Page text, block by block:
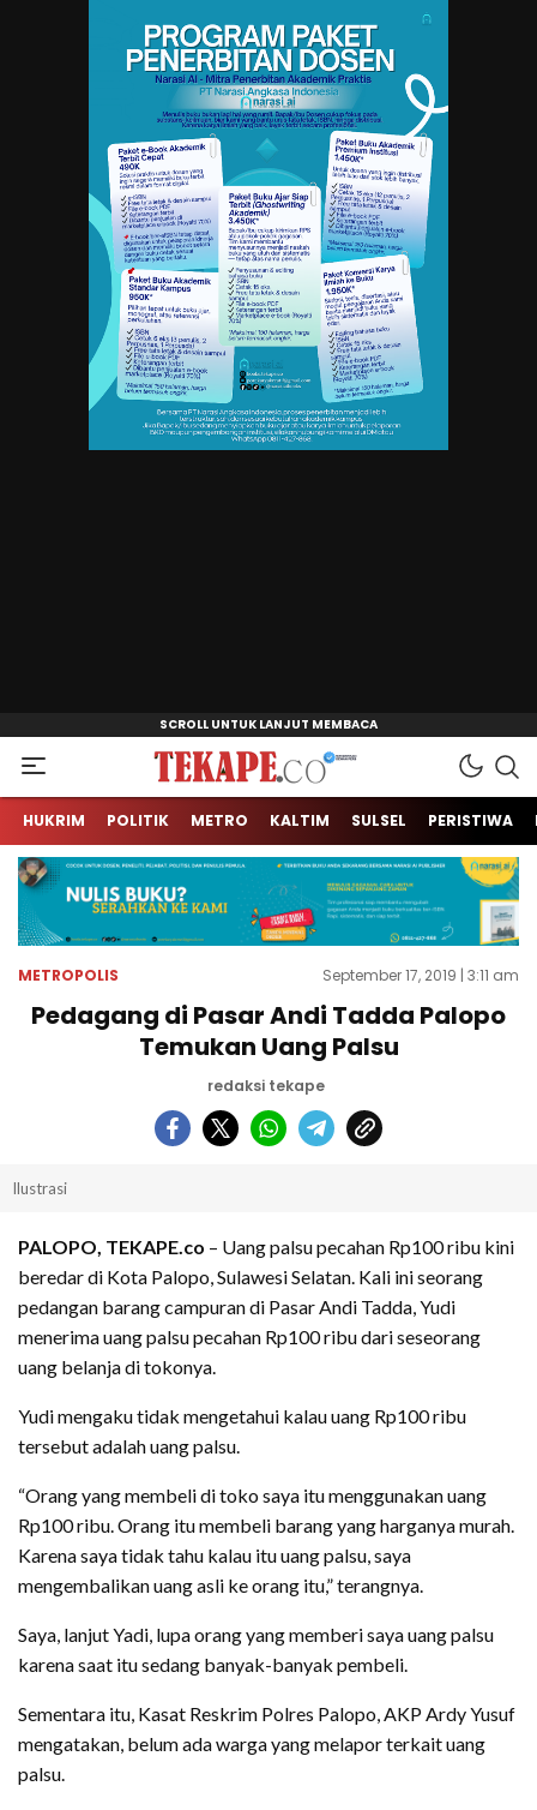
Tekape.co
Jendela Informasi Kita
HUKRIM POLITIK METRO KALTIM SULSEL PERISTIWA
METROPOLIS September 17, 2019 | 3:11 am
Pedagang di Pasar Andi Tadda Palopo
Temukan Uang Palsu
redaksi tekape
Ilustrasi
PALOPO, TEKAPE.co – Uang palsu pecahan Rp100 ribu kini
beredar di Kota Palopo, Sulawesi Selatan. Kali ini seorang
pedangan barang campuran di Pasar Andi Tadda, Yudi
menerima uang palsu pecahan Rp100 ribu dari seseorang
uang belanja di tokonya.
Yudi mengaku tidak mengetahui kalau uang Rp100 ribu
tersebut adalah uang palsu.
“Orang yang membeli di toko saya itu menggunakan uang
Rp100 ribu. Orang itu membeli barang yang harganya murah.
Karena saya tidak tahu kalau itu uang palsu, saya
mengembalikan uang asli ke orang itu,” terangnya.
Saya, lanjut Yadi, lupa orang yang memberi saya uang palsu
karena saat itu sedang banyak-banyak pembeli.
Sementara itu, Kasat Reskrim Polres Palopo, AKP Ardy Yusuf
mengatakan, belum ada warga yang melapor terkait uang
palsu.